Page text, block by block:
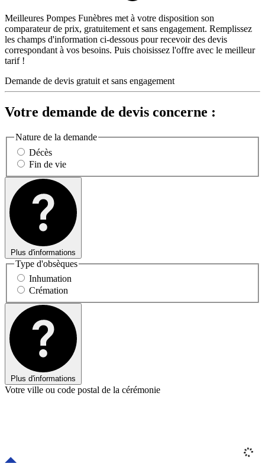
Meilleures Pompes Funèbres met à votre disposition son
comparateur de prix, gratuitement et sans engagement. Remplissez
les champs d'information ci-dessous pour recevoir des devis
correspondant à vos besoins. Puis choisissez l'offre avec le meilleur
tarif !
Demande de devis gratuit et sans engagement
Votre demande de devis concerne :
Nature de la demande
Décès
Fin de vie
Plus d'informations
Type d'obsèques
Inhumation
Crémation
Plus d'informations
Votre ville ou code postal de la cérémonie